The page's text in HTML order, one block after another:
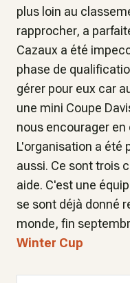
plus loin au
rapprocher, a
Cazaux a été
phase de
gérer pour eux car
une mini Coupe
nous encourager
L'organisation a été
aussi. Ce sont trois
aide. C'est une
se sont déjà donné
monde, fin
Winter Cup